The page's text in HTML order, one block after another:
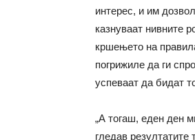
интерес, и им
казнуваат нивните
кршењето на
погрижиле да ги
успеваат да бидат
„А тогаш, еден ден
гледав